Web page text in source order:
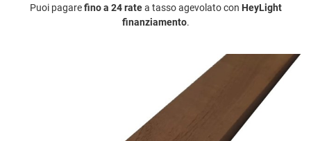
Puoi pagarefino a 24 ratea tasso agevolato con HeyLight
finanziamento.